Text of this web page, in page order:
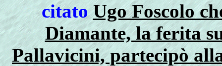
citatoUgo Foscolo
Diamante, la ferita
Pallavicini, partecipò